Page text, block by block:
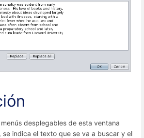
desplegables de esta ventana
se indica el texto que se va a buscar y el